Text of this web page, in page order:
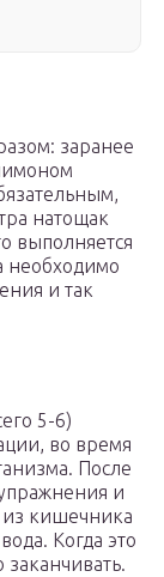
заранее
натощак
выполняется
необходимо
и так
5-6)
во время
После
и
из кишечника
Когда это